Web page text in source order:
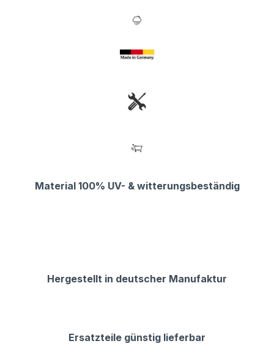
Material 100% UV- & witterungsbeständig
Hergestellt in deutscher Manufaktur
Ersatzteile günstig lieferbar